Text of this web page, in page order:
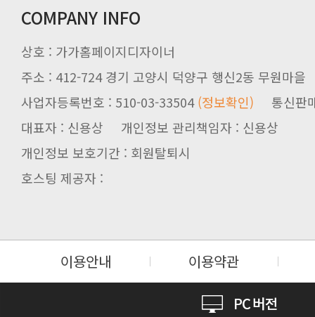
COMPANY INFO
상호 : 가가홈페이지디자이너
주소 : 412-724 경기 고양시 덕양구 행신2동 무원마을
사업자등록번호 : 510-03-33504(정보확인) 통신판
대표자 : 신용상 개인정보 관리책임자 : 신용상
개인정보 보호기간 : 회원탈퇴시
호스팅 제공자 :
이용안내 이용약관